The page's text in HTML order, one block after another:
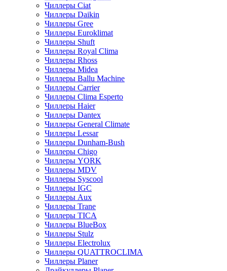
Чиллеры Ciat
Чиллеры Daikin
Чиллеры Gree
Чиллеры Euroklimat
Чиллеры Shuft
Чиллеры Royal Clima
Чиллеры Rhoss
Чиллеры Midea
Чиллеры Ballu Machine
Чиллеры Carrier
Чиллеры Clima Esperto
Чиллеры Haier
Чиллеры Dantex
Чиллеры General Climate
Чиллеры Lessar
Чиллеры Dunham-Bush
Чиллеры Chigo
Чиллеры YORK
Чиллеры MDV
Чиллеры Syscool
Чиллеры IGC
Чиллеры Aux
Чиллеры Trane
Чиллеры TICA
Чиллеры BlueBox
Чиллеры Stulz
Чиллеры Electrolux
Чиллеры QUATTROCLIMA
Чиллеры Planer